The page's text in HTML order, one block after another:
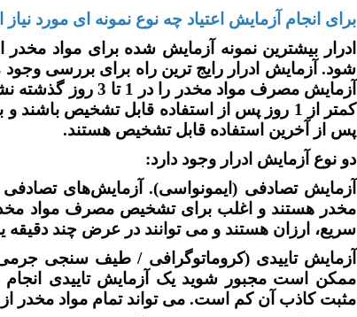
برای انجام آزمایش اعتیاد چه نوع نمونه ای مورد
ادرار بیشترین نمونه آزمایش شده برای مواد
شود. آزمایش ادرار رایج ترین راه برای بررسی
آزمایش مصرف مواد
پس از آخرین استفاده قابل تشخیص هستند.
دو نوع آزمایش ادرار وجود دارد:
آزمایش تصادفی (ایمونواسی). آزمایش‌های تصادفی
مخدر هستند و اغلب برای تشخیص مصرف مواد
سریع، ارزان هستند و می توانند در عرض چند دقیقه یا
آزمایش تاییدی (کروماتوگرافی / طیف سنجی
ممکن است مجبور شوید یک آزمایش تاییدی انجام
مثبت کاذب آن کم است. می تواند تمام مواد مخدر از